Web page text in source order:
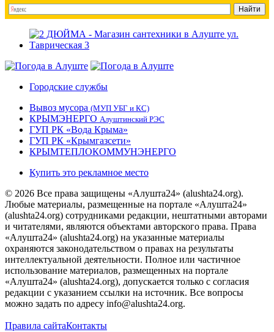
Городские службы
Вывоз мусора (МУП УБГ и КС)
КРЫМЭНЕРГО Алуштинский РЭС
ГУП РК «Вода Крыма»
ГУП РК «Крымгазсети»
КРЫМТЕПЛОКОММУНЭНЕРГО
Купить это рекламное место
© 2026 Все права защищены «Алушта24» (alushta24.org).
Любые материалы, размещенные на портале «Алушта24»
(alushta24.org) сотрудниками редакции, нештатными авторами
и читателями, являются объектами авторского права. Права
«Алушта24» (alushta24.org) на указанные материалы
охраняются законодательством о правах на результаты
интеллектуальной деятельности. Полное или частичное
использование материалов, размещенных на портале
«Алушта24» (alushta24.org), допускается только с согласия
редакции с указанием ссылки на источник. Все вопросы
можно задать по адресу info@alushta24.org.
Правила сайтаКонтакты